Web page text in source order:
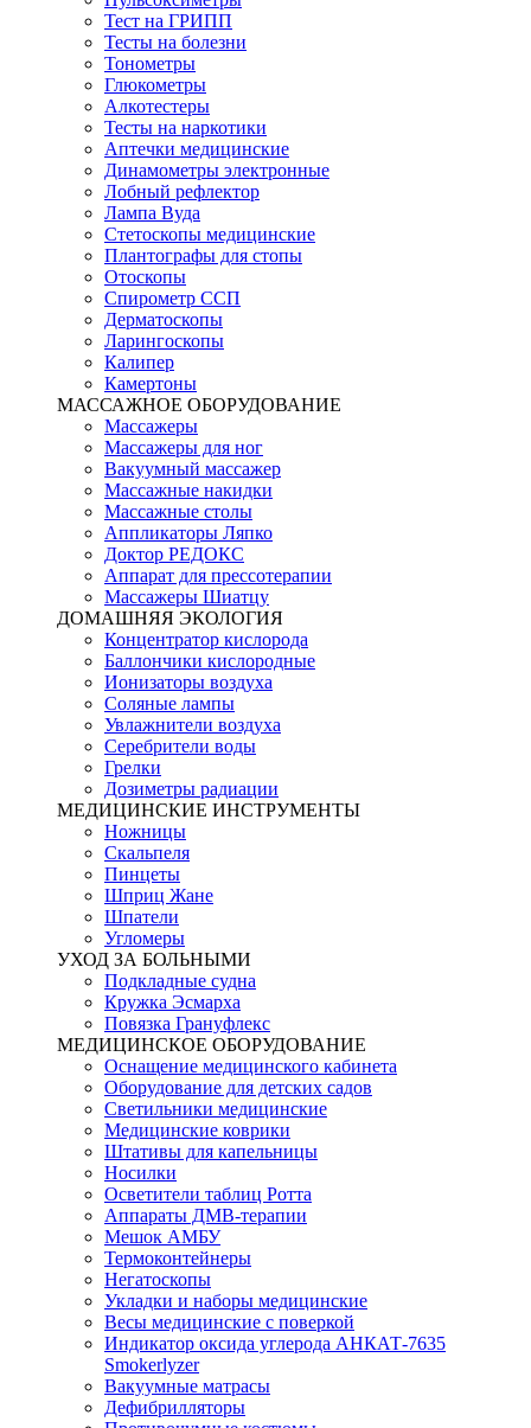
Тест на ГРИПП
Тесты на болезни
Тонометры
Глюкометры
Алкотестеры
Тесты на наркотики
Аптечки медицинские
Динамометры электронные
Лобный рефлектор
Лампа Вуда
Стетоскопы медицинские
Плантографы для стопы
Отоскопы
Спирометр ССП
Дерматоскопы
Ларингоскопы
Калипер
Камертоны
МАССАЖНОЕ ОБОРУДОВАНИЕ
Массажеры
Массажеры для ног
Вакуумный массажер
Массажные накидки
Массажные столы
Аппликаторы Ляпко
Доктор РЕДОКС
Аппарат для прессотерапии
Массажеры Шиатцу
ДОМАШНЯЯ ЭКОЛОГИЯ
Концентратор кислорода
Баллончики кислородные
Ионизаторы воздуха
Соляные лампы
Увлажнители воздуха
Серебрители воды
Грелки
Дозиметры радиации
МЕДИЦИНСКИЕ ИНСТРУМЕНТЫ
Ножницы
Скальпеля
Пинцеты
Шприц Жане
Шпатели
Угломеры
УХОД ЗА БОЛЬНЫМИ
Подкладные судна
Кружка Эсмарха
Повязка Грануфлекс
МЕДИЦИНСКОЕ ОБОРУДОВАНИЕ
Оснащение медицинского кабинета
Оборудование для детских садов
Светильники медицинские
Медицинские коврики
Штативы для капельницы
Носилки
Осветители таблиц Ротта
Аппараты ДМВ-терапии
Мешок АМБУ
Термоконтейнеры
Негатоскопы
Укладки и наборы медицинские
Весы медицинские с поверкой
Индикатор оксида углерода АНКАТ-7635
Smokerlyzer
Вакуумные матрасы
Дефибрилляторы